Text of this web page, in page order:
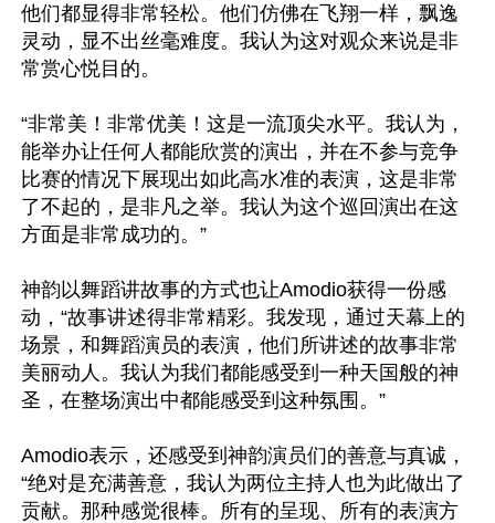
他们都显得非常轻松。他们仿佛在飞翔一样，飘逸
灵动，显不出丝毫难度。我认为这对观众来说是非
常赏心悦目的。
“非常美！非常优美！这是一流顶尖水平。我认为，
能举办让任何人都能欣赏的演出，并在不参与竞争
比赛的情况下展现出如此高水准的表演，这是非常
了不起的，是非凡之举。我认为这个巡回演出在这
方面是非常成功的。”
神韵以舞蹈讲故事的方式也让Amodio获得一份感
动，“故事讲述得非常精彩。我发现，通过天幕上的
场景，和舞蹈演员的表演，他们所讲述的故事非常
美丽动人。我认为我们都能感受到一种天国般的神
圣，在整场演出中都能感受到这种氛围。”
Amodio表示，还感受到神韵演员们的善意与真诚，
“绝对是充满善意，我认为两位主持人也为此做出了
贡献。那种感觉很棒。所有的呈现、所有的表演方